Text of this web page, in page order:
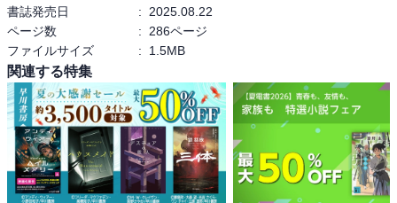
書誌発売日
:
2025.08.22
ページ数
:
286ページ
ファイルサイズ
: 1.5MB
関連する特集